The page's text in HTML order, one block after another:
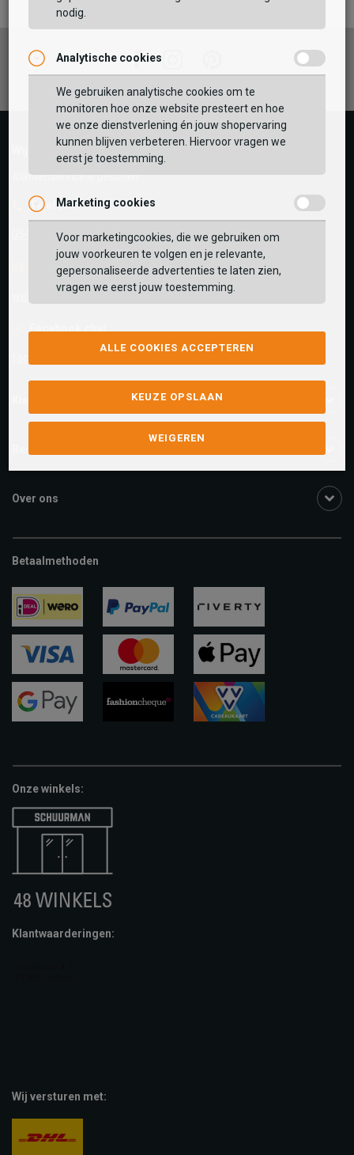
GEBRUIK MIJN LOCATIE
Zoek op postcode of gebruik jouw locatie om de
voorraad in een van onze winkels te bekijken.
BEKIJK WINKELTAS
VERDER WINKELEN
Vaak samen gekocht metFacebook
Wij helpen je graag!
Klantenservice is gesloten
Telefoon
0545-280081
E-mail Antwoord binnen 24 uur
webshop@schuurman-schoenen.nl
Over ons
Betaalmethoden
ideal paypal riverty
visa
apple-
pay
Onze winkels:
Klantwaarderingen:
Wij versturen met:
nodig.
Analytische cookies
We gebruiken analytische cookies om te
monitoren hoe onze website presteert en hoe
we onze dienstverlening én jouw shopervaring
kunnen blijven verbeteren. Hiervoor vragen we
eerst je toestemming.
Marketing cookies
Voor marketingcookies, die we gebruiken om
jouw voorkeuren te volgen en je relevante,
gepersonaliseerde advertenties te laten zien,
vragen we eerst jouw toestemming.
ALLE COOKIES ACCEPTEREN
KEUZE OPSLAAN
WEIGEREN